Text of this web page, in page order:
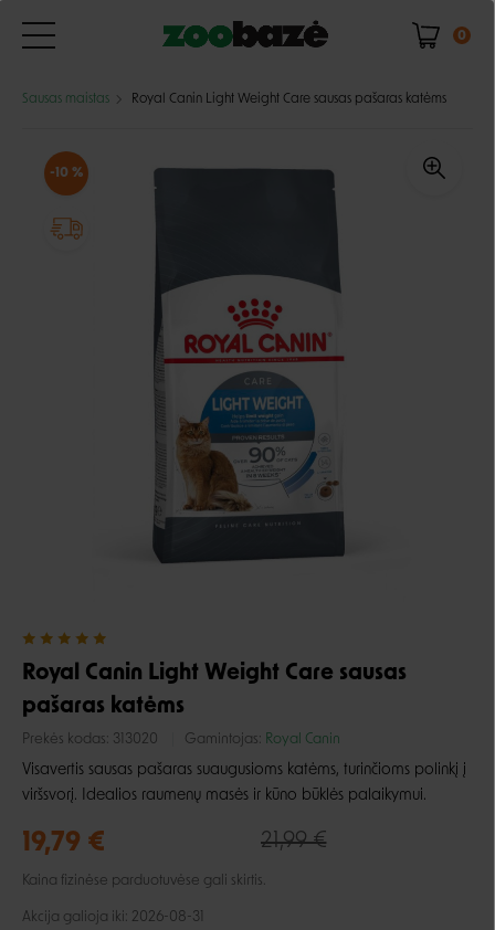
0
Sausas maistas Royal Canin Light Weight Care sausas pašaras katėms
-10 %
Royal Canin Light Weight Care sausas
pašaras katėms
Prekės kodas: 313020 Gamintojas: Royal Canin
Visavertis sausas pašaras suaugusioms katėms, turinčioms polinkį į
viršsvorį. Idealios raumenų masės ir kūno būklės palaikymui.
19,79 € 21,99 €
Kaina fizinėse parduotuvėse gali skirtis.
Akcija galioja iki: 2026-08-31